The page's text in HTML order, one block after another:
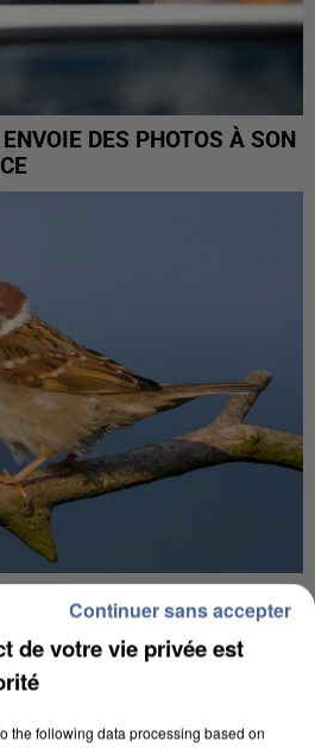
DES PHOTOS À SON
CANICULES, LES REFUGES
SONT...
de votre vie privée est
the following data processing based on
Continuer sans accepter